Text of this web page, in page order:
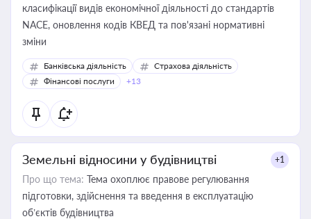
класифікації видів економічної діяльності до стандартів
NACE, оновлення кодів КВЕД та пов'язані нормативні
зміни
Банківська діяльність
Страхова діяльність
Фінансові послуги
+13
Земельні відносини у будівництві +1
Про що тема: Тема охоплює правове регулювання
підготовки, здійснення та введення в експлуатацію
об’єктів будівництва